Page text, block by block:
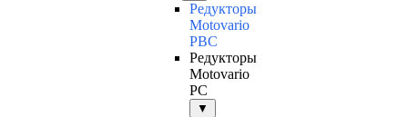
Редукторы
Motovario
PBC
Редукторы
Motovario
PC
▼